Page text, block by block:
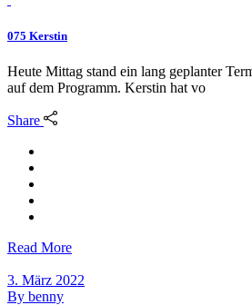
075 Kerstin
Heute Mittag stand ein lang geplanter
auf dem Programm. Kerstin hat vo
Share
Read More
3. März 2022
By benny